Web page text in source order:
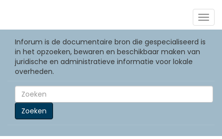
Inforum is de documentaire bron die gespecialiseerd is
in het opzoeken, bewaren en beschikbaar maken van
juridische en administratieve informatie voor lokale
overheden.
Zoeken